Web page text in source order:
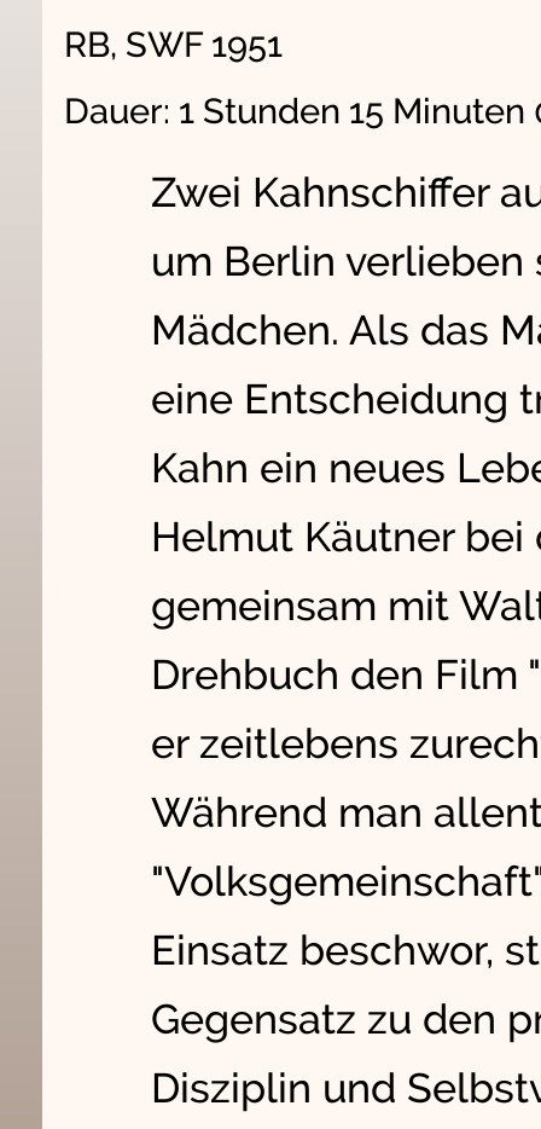
RB, SWF 1951
Dauer: 1 Stunden 15
Zwei Kahnschiffer
um Berlin verlieben
Mädchen. Als das
eine Entscheidung
Kahn ein neues
Helmut Käutner bei
gemeinsam mit
Drehbuch den Film
er zeitlebens
Während man
Einsatz beschwor,
Gegensatz zu den
Disziplin und